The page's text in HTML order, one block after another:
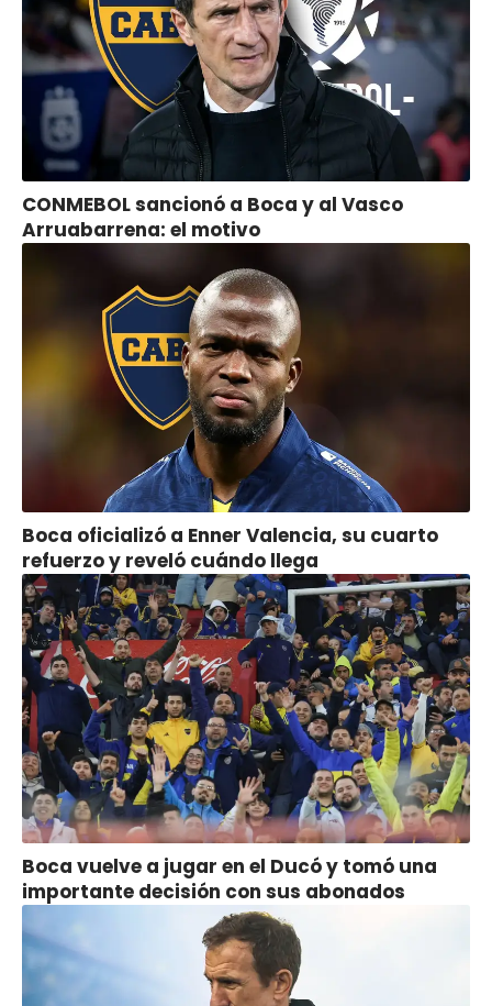
CONMEBOL sancionó a Boca y al Vasco
Arruabarrena: el motivo
Boca oficializó a Enner Valencia, su cuarto
refuerzo y reveló cuándo llega
Boca vuelve a jugar en el Ducó y tomó una
importante decisión con sus abonados